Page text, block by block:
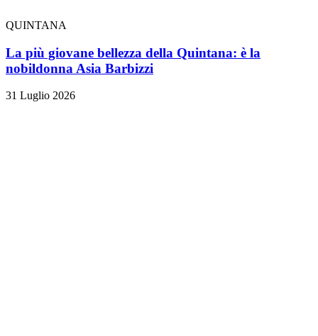
QUINTANA
La più giovane bellezza della Quintana: è la
nobildonna Asia Barbizzi
31 Luglio 2026